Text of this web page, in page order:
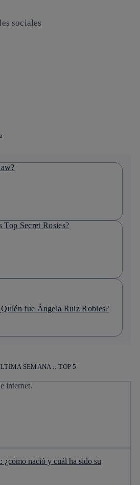
sociales
Top Secret Rosies?
fue Ángela Ruiz Robles?
SEMANA :: TOP 5
¿cómo nació y cuál ha sido su